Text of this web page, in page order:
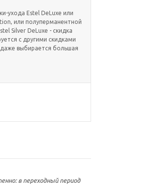
ухода Estel DeLuxe или
или полуперманентной
Silver DeLuxe - скидка
с другими скидками
выбирается большая
в переходный период